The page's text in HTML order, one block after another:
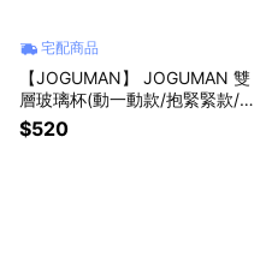
宅配商品
【JOGUMAN】 JOGUMAN 雙
層玻璃杯(動一動款/抱緊緊款/拉
長長款)
$520